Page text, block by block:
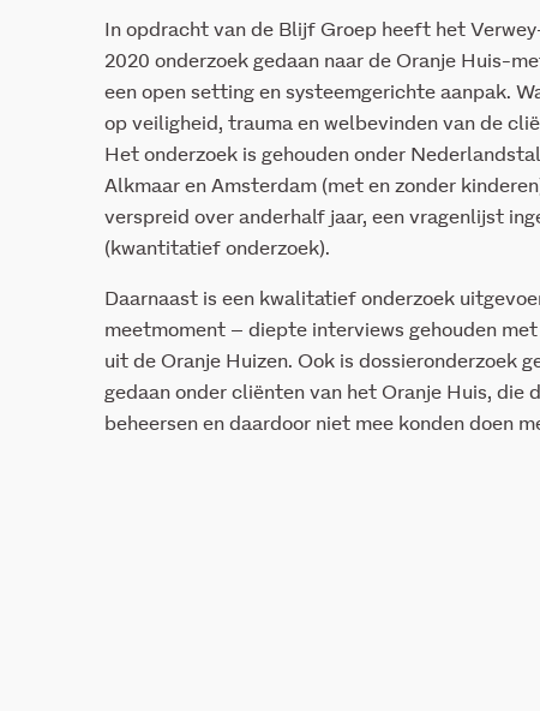
In opdracht van de Blijf Groep heeft het
2020 onderzoek gedaan naar de Oranje Huis-
een open setting en systeemgerichte aanpak.
op veiligheid, trauma en welbevinden van de
Het onderzoek is gehouden onder
Alkmaar en Amsterdam (met en zonder
verspreid over anderhalf jaar, een vragenlijst
(kwantitatief onderzoek).
Daarnaast is een kwalitatief onderzoek
meetmoment – diepte interviews gehouden
uit de Oranje Huizen. Ook is dossieronderzoek
gedaan onder cliënten van het Oranje Huis, die
beheersen en daardoor niet mee konden doen